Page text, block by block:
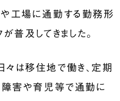
や工場に通勤する勤務形
普及してきました。
々は移住地で働き、定期
障害や育児等で通勤に